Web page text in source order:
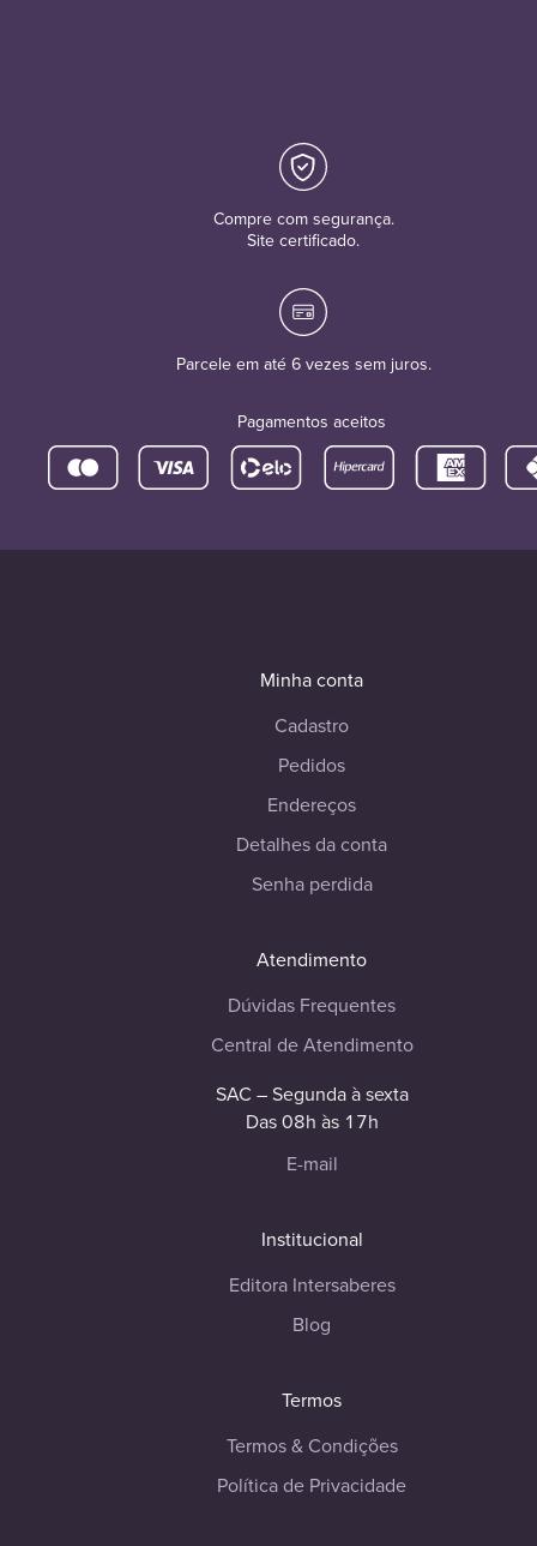
Compre com segurança.
Site certificado.
Parcele em até 6 vezes sem juros.
Pagamentos aceitos
Minha conta
Cadastro
Pedidos
Endereços
Detalhes da conta
Senha perdida
Atendimento
Dúvidas Frequentes
Central de Atendimento
SAC – Segunda à sexta
Das 08h às 17h
E-mail
Institucional
Editora Intersaberes
Blog
Termos
Termos & Condições
Política de Privacidade